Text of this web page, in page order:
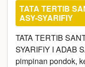
TATA TERTIB
ASY-SYARIFIY
TATA TERTIB
SYARIFIY I ADAB
pimpinan pondok,